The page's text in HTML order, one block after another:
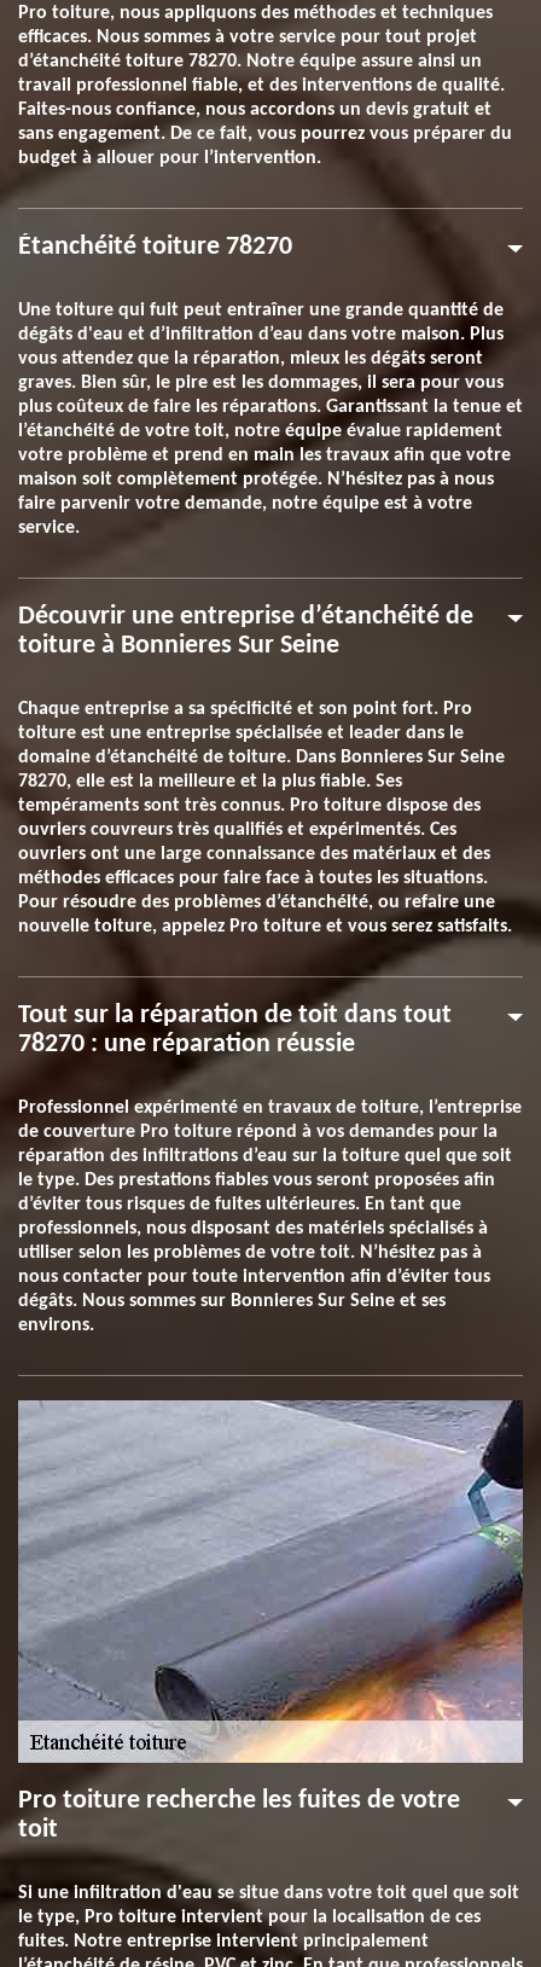
Pro toiture, nous appliquons des méthodes et techniques
efficaces. Nous sommes à votre service pour tout projet
d’étanchéité toiture 78270. Notre équipe assure ainsi un
travail professionnel fiable, et des interventions de qualité.
Faites-nous confiance, nous accordons un devis gratuit et
sans engagement. De ce fait, vous pourrez vous préparer du
budget à allouer pour l’intervention.
Étanchéité toiture 78270
Une toiture qui fuit peut entraîner une grande quantité de
dégâts d'eau et d’infiltration d’eau dans votre maison. Plus
vous attendez que la réparation, mieux les dégâts seront
graves. Bien sûr, le pire est les dommages, il sera pour vous
plus coûteux de faire les réparations. Garantissant la tenue et
l’étanchéité de votre toit, notre équipe évalue rapidement
votre problème et prend en main les travaux afin que votre
maison soit complètement protégée. N’hésitez pas à nous
faire parvenir votre demande, notre équipe est à votre
service.
Découvrir une entreprise d’étanchéité de
toiture à Bonnieres Sur Seine
Chaque entreprise a sa spécificité et son point fort. Pro
toiture est une entreprise spécialisée et leader dans le
domaine d’étanchéité de toiture. Dans Bonnieres Sur Seine
78270, elle est la meilleure et la plus fiable. Ses
tempéraments sont très connus. Pro toiture dispose des
ouvriers couvreurs très qualifiés et expérimentés. Ces
ouvriers ont une large connaissance des matériaux et des
méthodes efficaces pour faire face à toutes les situations.
Pour résoudre des problèmes d’étanchéité, ou refaire une
nouvelle toiture, appelez Pro toiture et vous serez satisfaits.
Tout sur la réparation de toit dans tout
78270 : une réparation réussie
Professionnel expérimenté en travaux de toiture, l’entreprise
de couverture Pro toiture répond à vos demandes pour la
réparation des infiltrations d’eau sur la toiture quel que soit
le type. Des prestations fiables vous seront proposées afin
d’éviter tous risques de fuites ultérieures. En tant que
professionnels, nous disposant des matériels spécialisés à
utiliser selon les problèmes de votre toit. N’hésitez pas à
nous contacter pour toute intervention afin d’éviter tous
dégâts. Nous sommes sur Bonnieres Sur Seine et ses
environs.
Pro toiture recherche les fuites de votre
toit
Si une infiltration d'eau se situe dans votre toit quel que soit
le type, Pro toiture intervient pour la localisation de ces
fuites. Notre entreprise intervient principalement